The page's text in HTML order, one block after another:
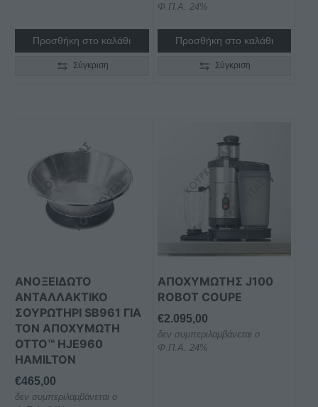
Προσθήκη στο καλάθι
Σύγκριση
Φ.Π.Α. 24%
Προσθήκη στο καλάθι
Σύγκριση
ΑΝΟΞΕΊΔΩΤΟ
ΑΝΤΑΛΛΑΚΤΙΚΌ
ΣΟΥΡΩΤΉΡΙ SB961 ΓΙΑ
ΤΟΝ ΑΠΟΧΥΜΩΤΉ
OTTO™ HJE960
HAMILTON
€465,00
δεν συμπεριλαμβάνεται ο
ΑΠΟΧΥΜΩΤΉΣ J100
ROBOT COUPE
€2.095,00
δεν συμπεριλαμβάνεται ο
Φ.Π.Α. 24%